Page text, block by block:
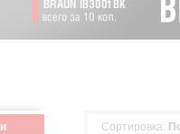
Сортировка: